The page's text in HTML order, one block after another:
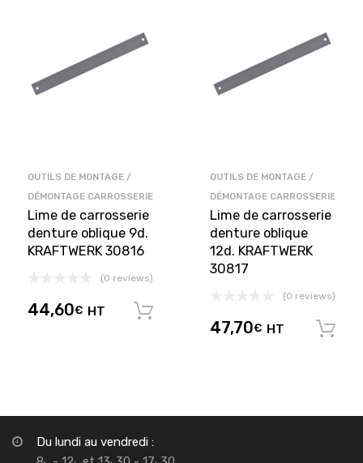
OUTILS DE MONTAGE /
DÉMONTAGE CARROSSERIE
Lime de carrosserie
denture oblique 9d.
KRAFTWERK 30816
(0 reviews)
44,60€ HT
OUTILS DE MONTAGE /
DÉMONTAGE CARROSSERIE
Lime de carrosserie
denture oblique
12d. KRAFTWERK
30817
(0 reviews)
47,70€ HT
Du lundi au vendredi :